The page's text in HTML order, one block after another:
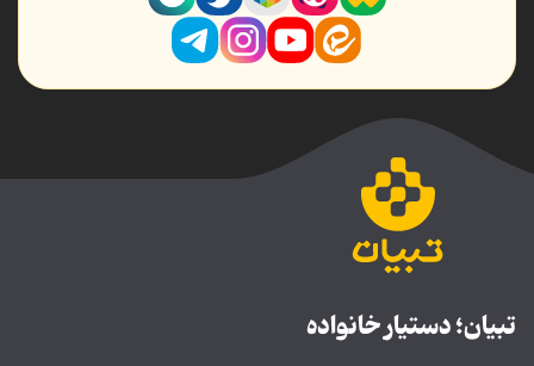
تبیان؛ دستیار خانواده